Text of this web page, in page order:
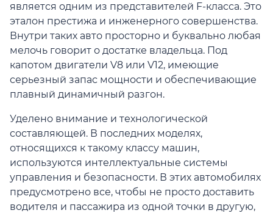
является одним из представителей F-класса. Это
эталон престижа и инженерного совершенства.
Внутри таких авто просторно и буквально любая
мелочь говорит о достатке владельца. Под
капотом двигатели V8 или V12, имеющие
серьезный запас мощности и обеспечивающие
плавный динамичный разгон.
Уделено внимание и технологической
составляющей. В последних моделях,
относящихся к такому классу машин,
используются интеллектуальные системы
управления и безопасности. В этих автомобилях
предусмотрено все, чтобы не просто доставить
водителя и пассажира из одной точки в другую,